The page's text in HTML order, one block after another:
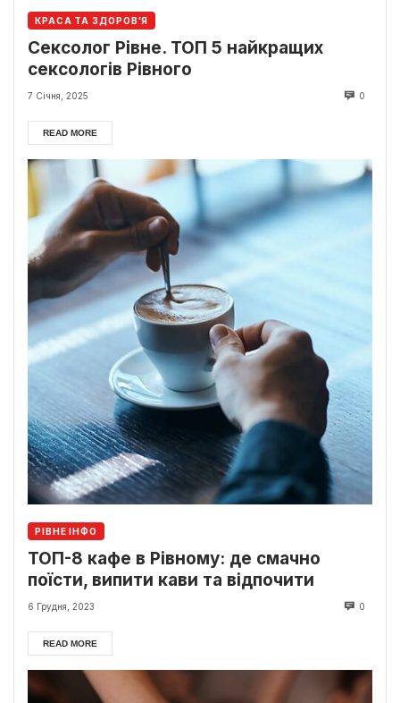
КРАСА ТА ЗДОРОВ'Я
Сексолог Рівне. ТОП 5 найкращих
сексологів Рівного
7 Січня, 2025 0
READ MORE
РІВНЕ ІНФО
ТОП-8 кафе в Рівному: де смачно
поїсти, випити кави та відпочити
6 Грудня, 2023 0
READ MORE